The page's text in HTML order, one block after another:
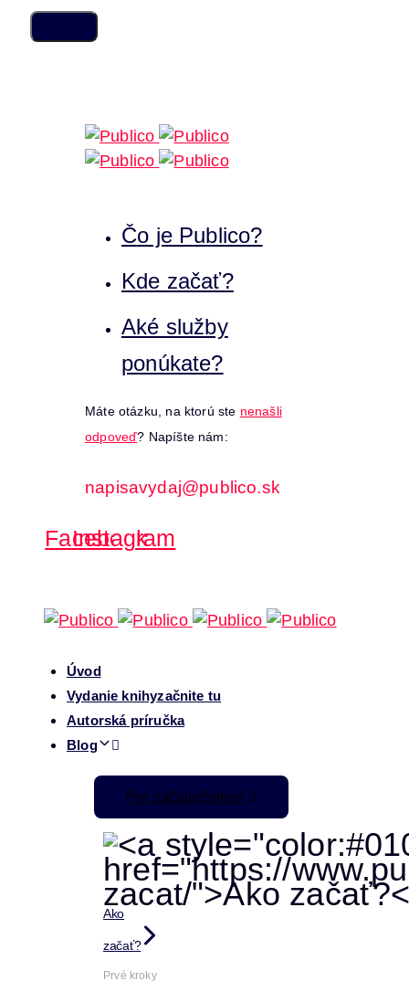
Skip
links
Skip
Čo je Publico?
Kde začať?
Aké služby
ponúkate?
Máte otázku, na ktorú ste nenašli
odpoveď? Napíšte nám:
napisavydaj@publico.sk
Facebook
Instagram
Úvod
Vydanie knihyzačnite tu
Autorská príručka
Blog
Pre začiatočníkov
Ako
začať?
Prvé kroky